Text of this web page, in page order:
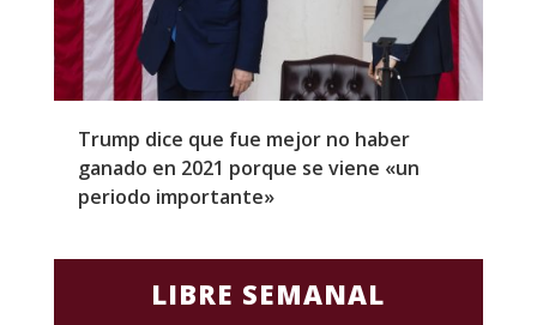
Trump dice que fue mejor no haber
ganado en 2021 porque se viene «un
periodo importante»
LIBRE SEMANAL